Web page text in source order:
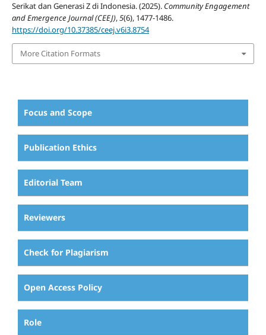
Serikat dan Generasi Z di Indonesia. (2025). Community Engagement
and Emergence Journal (CEEJ),5(6), 1477-1486.
https://doi.org/10.37385/ceej.v6i3.8754
More Citation Formats
Focus and Scope
Publication Ethics
Editorial Team
Reviewers
Check for Plagiarism
Open Access Policy
Role